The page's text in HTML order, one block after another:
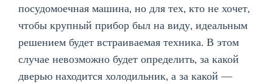
посудомоечная машина, но для тех, кто не хочет,
чтобы крупный прибор был на виду, идеальным
решением будет встраиваемая техника. В этом
случае невозможно будет определить, за какой
дверью находится холодильник, а за какой —